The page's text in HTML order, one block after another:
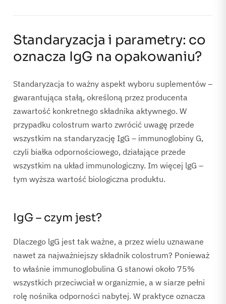
Standaryzacja i parametry: co
oznacza IgG na opakowaniu?
Standaryzacja to ważny aspekt wyboru suplementów –
gwarantująca stałą, określoną przez producenta
zawartość konkretnego składnika aktywnego. W
przypadku colostrum warto zwrócić uwagę przede
wszystkim na standaryzację IgG – immunoglobiny G,
czyli białka odpornościowego, działające przede
wszystkim na układ immunologiczny. Im więcej lgG –
tym wyższa wartość biologiczna produktu.
IgG – czym jest?
Dlaczego lgG jest tak ważne, a przez wielu uznawane
nawet za najważniejszy składnik colostrum? Ponieważ
to właśnie immunoglobulina G stanowi około 75%
wszystkich przeciwciał w organizmie, a w siarze pełni
rolę nośnika odporności nabytej. W praktyce oznacza